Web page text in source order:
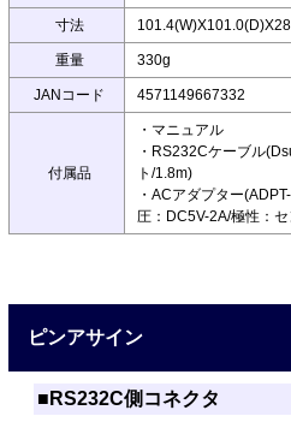
寸法
重量 330g
JANコード 4571149667332
付属品
・マニュアル
・RS232Cケーブル
ト/1.8m)
・ACアダプター
圧：DC5V-2A/極性：
ピンアサイン
■RS232C側コネクタ